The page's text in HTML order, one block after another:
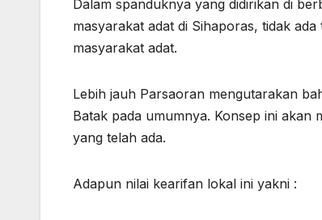
Dalam spanduknya yang didirikan di
masyarakat adat di Sihaporas, tidak
masyarakat adat.
Lebih jauh Parsaoran mengutarakan
Batak pada umumnya. Konsep ini akan
yang telah ada.
Adapun nilai kearifan lokal ini yakni :